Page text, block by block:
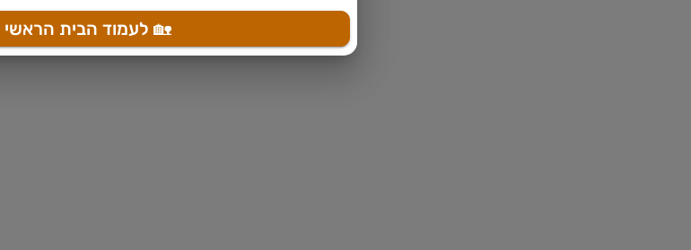
🏡 לעמוד הבית הראשי